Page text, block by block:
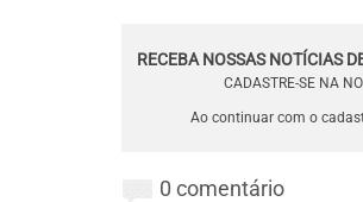
RECEBA NOSSAS NOTÍCIAS
CADASTRE-SE NA
Ao continuar com o
0 comentário